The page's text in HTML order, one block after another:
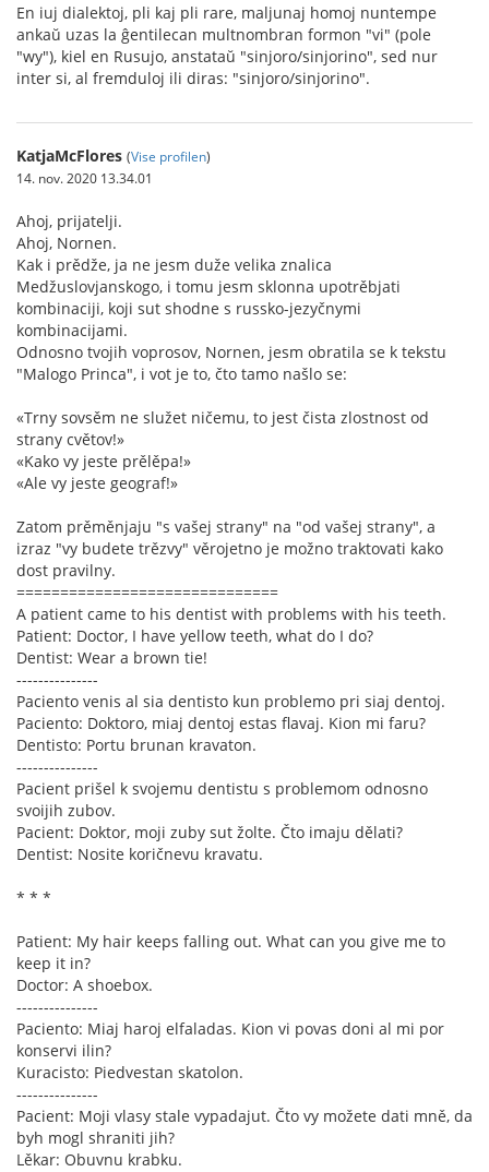
En iuj dialektoj, pli kaj pli rare, maljunaj homoj nuntempe
ankaŭ uzas la ĝentilecan multnombran formon "vi" (pole
"wy"), kiel en Rusujo, anstataŭ "sinjoro/sinjorino", sed nur
inter si, al fremduloj ili diras: "sinjoro/sinjorino".
KatjaMcFlores (Vise profilen)
14. nov. 2020 13.34.01
Ahoj, prijatelji.
Ahoj, Nornen.
Kak i prědže, ja ne jesm duže velika znalica
Medžuslovjanskogo, i tomu jesm sklonna upotrěbjati
kombinaciji, koji sut shodne s russko-jezyčnymi
kombinacijami.
Odnosno tvojih voprosov, Nornen, jesm obratila se k tekstu
"Malogo Princa", i vot je to, čto tamo našlo se:
«Trny sovsěm ne služet ničemu, to jest čista zlostnost od
strany cvětov!»
«Kako vy jeste prělěpa!»
«Ale vy jeste geograf!»
Zatom prěměnjaju "s vašej strany" na "od vašej strany", a
izraz "vy budete trězvy" věrojetno je možno traktovati kako
dost pravilny.
==============================
A patient came to his dentist with problems with his teeth.
Patient: Doctor, I have yellow teeth, what do I do?
Dentist: Wear a brown tie!
---------------
Paciento venis al sia dentisto kun problemo pri siaj dentoj.
Paciento: Doktoro, miaj dentoj estas flavaj. Kion mi faru?
Dentisto: Portu brunan kravaton.
---------------
Pacient prišel k svojemu dentistu s problemom odnosno
svoijih zubov.
Pacient: Doktor, moji zuby sut žolte. Čto imaju dělati?
Dentist: Nosite koričnevu kravatu.
* * *
Patient: My hair keeps falling out. What can you give me to
keep it in?
Doctor: A shoebox.
---------------
Paciento: Miaj haroj elfaladas. Kion vi povas doni al mi por
konservi ilin?
Kuracisto: Piedvestan skatolon.
---------------
Pacient: Moji vlasy stale vypadajut. Čto vy možete dati mně, da
byh mogl shraniti jih?
Lěkar: Obuvnu krabku.